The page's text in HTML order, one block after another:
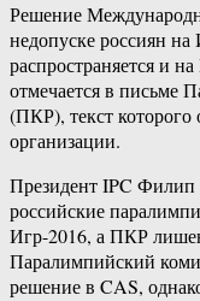
Решение
недопуске россиян
распространяется и
отмечается в письме
(ПКР), текст
организации.
Президент IPC Филип
российские
Игр-2016, а ПКР
Паралимпийский
решение в CAS,